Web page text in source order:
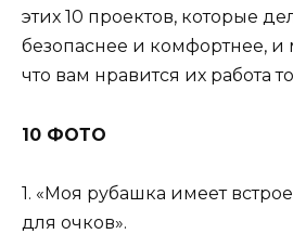
этих 10 проектов, которые
безопаснее и комфортнее,
что вам нравится их работа
10 ФОТО
1. «Моя рубашка имеет
для очков».